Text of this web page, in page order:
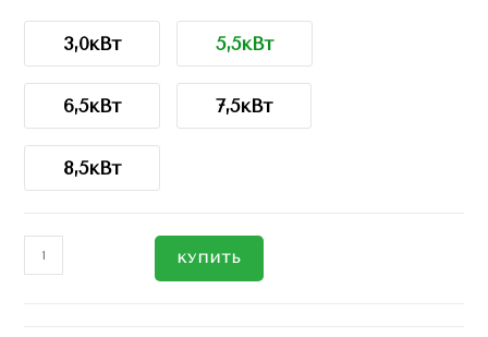
3,0кВт 5,5кВт
6,5кВт 7,5кВт
8,5кВт
КУПИТЬ